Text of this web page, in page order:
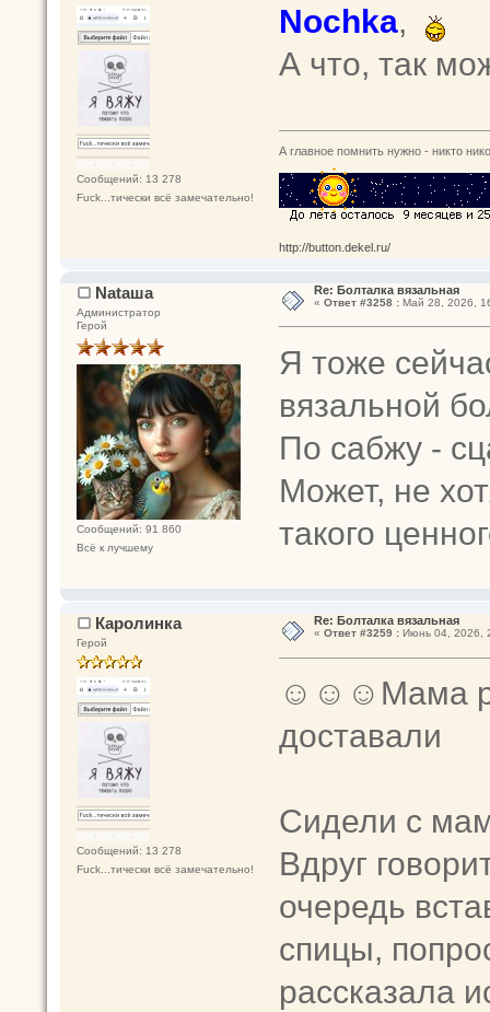
Сообщений: 13 278
Fuck...тически всё замечательно!
Nochka,
А что, так
А главное помнить нужно - никто
http://button.dekel.ru/
Nataшa
Администратор
Герой
Сообщений: 91 860
Всё к лучшему
Re: Болталка вязальная
« Ответ #3258 :Май 28, 2026,
Я тоже
вязальной
По сабжу -
Может, не
такого
Каролинка
Герой
Сообщений: 13 278
Fuck...тически всё замечательно!
Re: Болталка вязальная
« Ответ #3259 :Июнь 04, 2026,
☺☺☺Мама
доставали
Сидели с
Вдруг
очередь
спицы,
рассказала